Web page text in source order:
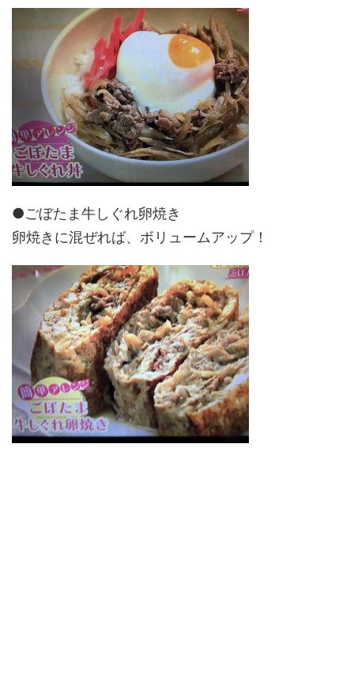
●ごぼたま牛しぐれ卵焼き
卵焼きに混ぜれば、ボリュームアップ！